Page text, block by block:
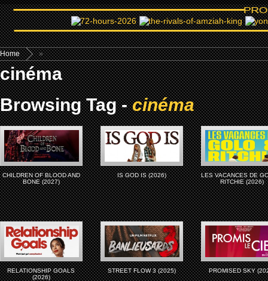
Home »
cinéma
Browsing Tag -cinéma
CHILDREN OF BLOOD AND
BONE (2027)
IS GOD IS (2026)
LES VACANCES DE
RITCHIE (2026)
RELATIONSHIP GOALS
(2026)
STREET FLOW 3 (2025) PROMISED SKY